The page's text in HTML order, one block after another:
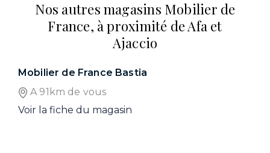
Nos autres magasins Mobilier de
France, à proximité de Afa et
Ajaccio
Mobilier de France Bastia
A 91km de vous
Voir la fiche du magasin